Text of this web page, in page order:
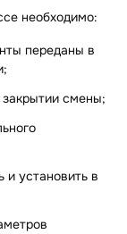
необходимо:
переданы в
;
смены;
и установить в